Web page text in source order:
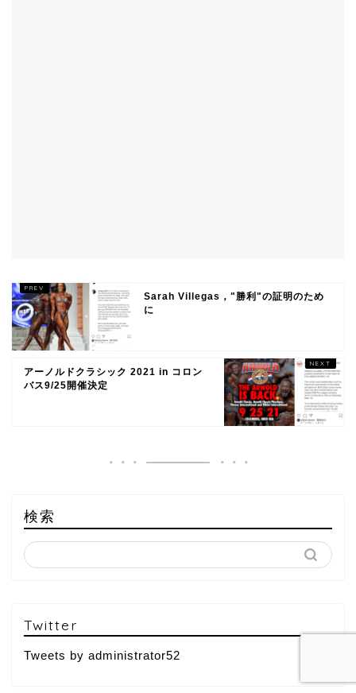
Sarah Villegas，"勝利"の証明のため
に
アーノルドクラシック 2021 in コロン
バス9/25開催決定
検索
Twitter
Tweets by administrator52